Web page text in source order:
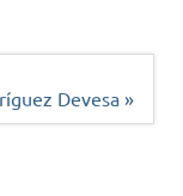
Devesa »